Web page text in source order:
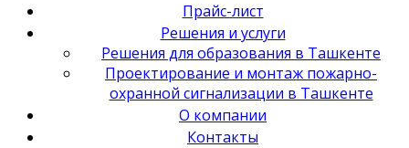
Прайс-лист
Решения и услуги
Решения для образования в Ташкенте
Проектирование и монтаж пожарно-
охранной сигнализации в Ташкенте
О компании
Контакты